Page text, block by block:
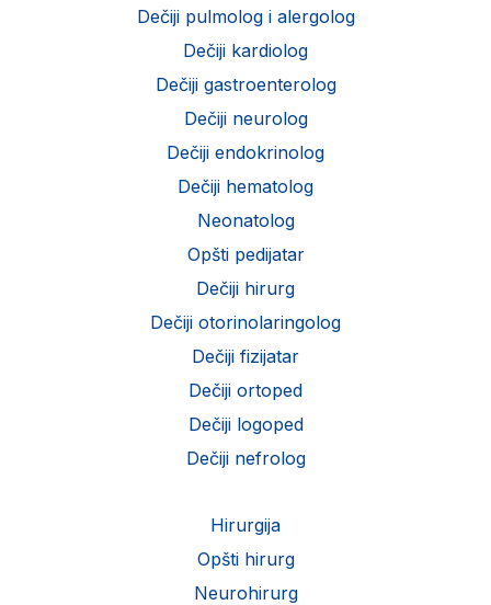
Dečiji pulmolog i alergolog
Dečiji kardiolog
Dečiji gastroenterolog
Dečiji neurolog
Dečiji endokrinolog
Dečiji hematolog
Neonatolog
Opšti pedijatar
Dečiji hirurg
Dečiji otorinolaringolog
Dečiji fizijatar
Dečiji ortoped
Dečiji logoped
Dečiji nefrolog
Hirurgija
Opšti hirurg
Neurohirurg